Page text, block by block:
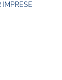
IMPRESE